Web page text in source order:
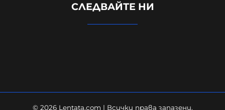
работи най-малко в ЕС,
СЛЕДВАЙТЕ НИ
© 2026 Lentata.com | Всички права запазени.